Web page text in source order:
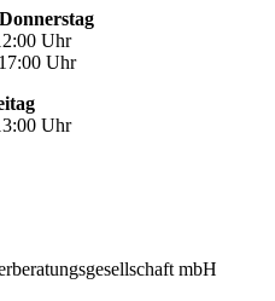
Uhr
Uhr
Uhr
mbH